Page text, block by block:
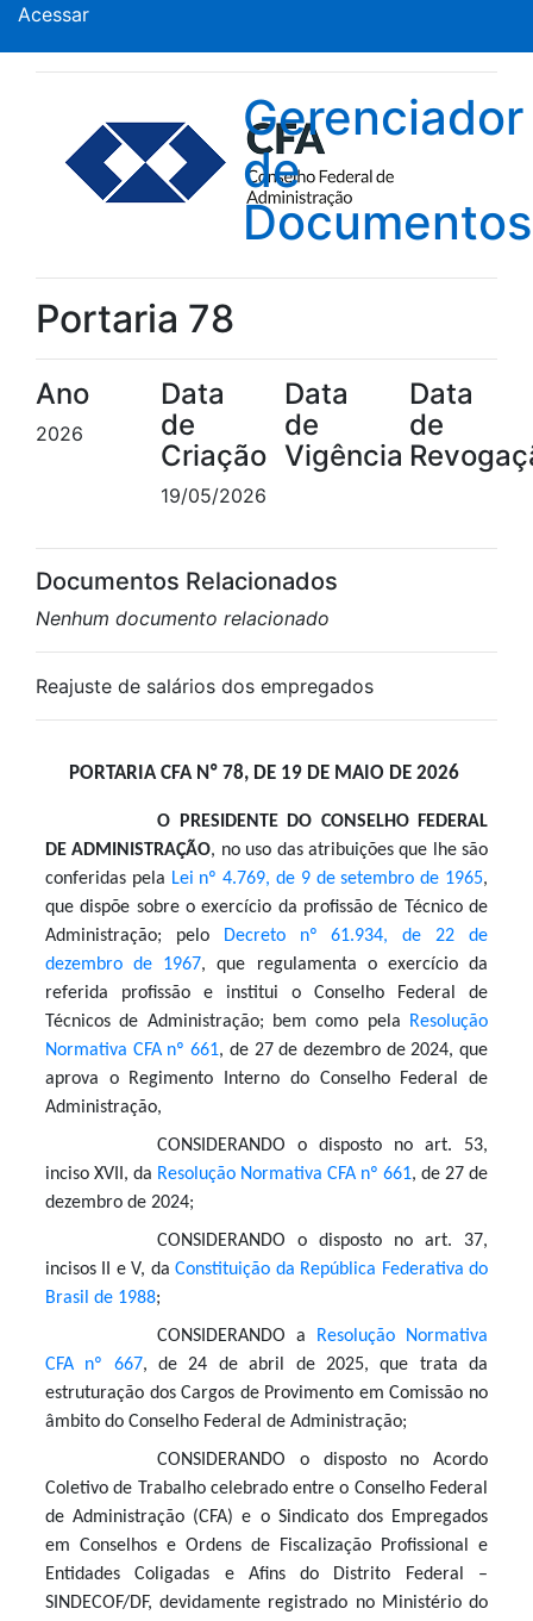
Acessar
Gerenciador
de
Documentos
Portaria 78
Ano
2026
Data
de
Criação
19/05/2026
Data
de
Vigência
Data
de
Documentos Relacionados
Nenhum documento relacionado
Reajuste de salários dos empregados
PORTARIA CFA Nº 78, DE 19 DE MAIO DE 2026
O PRESIDENTE DO CONSELHO FEDERAL
DE ADMINISTRAÇÃO, no uso das atribuições que lhe são
conferidas pela Lei nº 4.769, de 9 de setembro de 1965,
que dispõe sobre o exercício da profissão de Técnico de
Administração; pelo
Decreto nº 61.934, de 22 de
dezembro de 1967, que regulamenta o exercício da
referida profissão e institui o Conselho Federal de
Técnicos de Administração; bem como pela
Resolução
Normativa CFA nº 661, de 27 de dezembro de 2024, que
aprova o Regimento Interno do Conselho Federal de
Administração,
CONSIDERANDO o disposto no art. 53,
inciso XVII, da Resolução Normativa CFA nº 661, de 27 de
dezembro de 2024;
CONSIDERANDO o disposto no art. 37,
incisos II e V, daConstituição da República Federativa do
Brasil de 1988;
CONSIDERANDO a
Resolução Normativa
CFA nº 667, de 24 de abril de 2025, que trata da
estruturação dos Cargos de Provimento em Comissão no
âmbito do Conselho Federal de Administração;
CONSIDERANDO o disposto no Acordo
Coletivo de Trabalho celebrado entre o Conselho Federal
de Administração (CFA) e o Sindicato dos Empregados
em Conselhos e Ordens de Fiscalização Profissional e
Entidades Coligadas e Afins do Distrito Federal –
SINDECOF/DF, devidamente registrado no Ministério do